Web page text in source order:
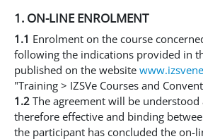
1. ON-LINE ENROLMENT
1.1 Enrolment on the course
following the indications provided in
published on the website
"Training > IZSVe Courses and
1.2 The agreement will be understood
therefore effective and binding
the participant has concluded the on-